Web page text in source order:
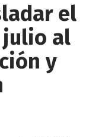
el
julio al
y